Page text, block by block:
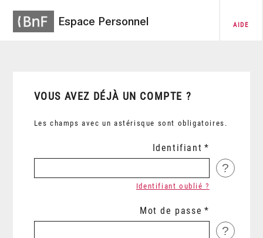
Espace Personnel AIDE
VOUS AVEZ DÉJÀ UN COMPTE ?
Les champs avec un astérisque sont obligatoires.
Identifiant
?
Identifiant oublié ?
Mot de passe
?